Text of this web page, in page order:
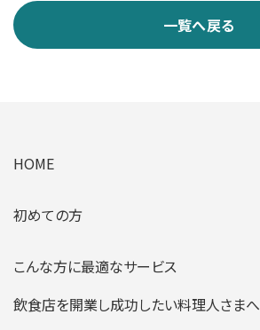
一覧へ戻る
HOME
初めての方
こんな方に最適なサービス
飲食店を開業し成功したい料理人さまへ